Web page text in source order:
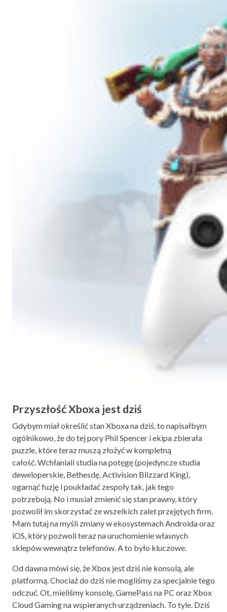
Przyszłość Xboxa jest dziś
Gdybym miał określić stan Xboxa na dziś, to napisałbym
ogólnikowo, że do tej pory Phil Spencer i ekipa zbierała
puzzle, które teraz muszą złożyć w kompletną
całość. Wchłaniali studia na potęgę (pojedyncze studia
deweloperskie, Bethesdę, Activision Blizzard King),
ogarnąć fuzję i poukładać zespoły tak, jak tego
potrzebują. No i musiał zmienić się stan prawny, który
pozwolił im skorzystać ze wszelkich zalet przejętych firm.
Mam tutaj na myśli zmiany w ekosystemach Androida oraz
iOS, który pozwoli teraz na uruchomienie własnych
sklepów wewnątrz telefonów. A to było kluczowe.
Od dawna mówi się, że Xbox jest dziś nie konsolą, ale
platformą. Chociaż do dziś nie mogliśmy za specjalnie tego
odczuć. Ot, mieliśmy konsolę, GamePass na PC oraz Xbox
Cloud Gaming na wspieranych urządzeniach. To tyle. Dziś